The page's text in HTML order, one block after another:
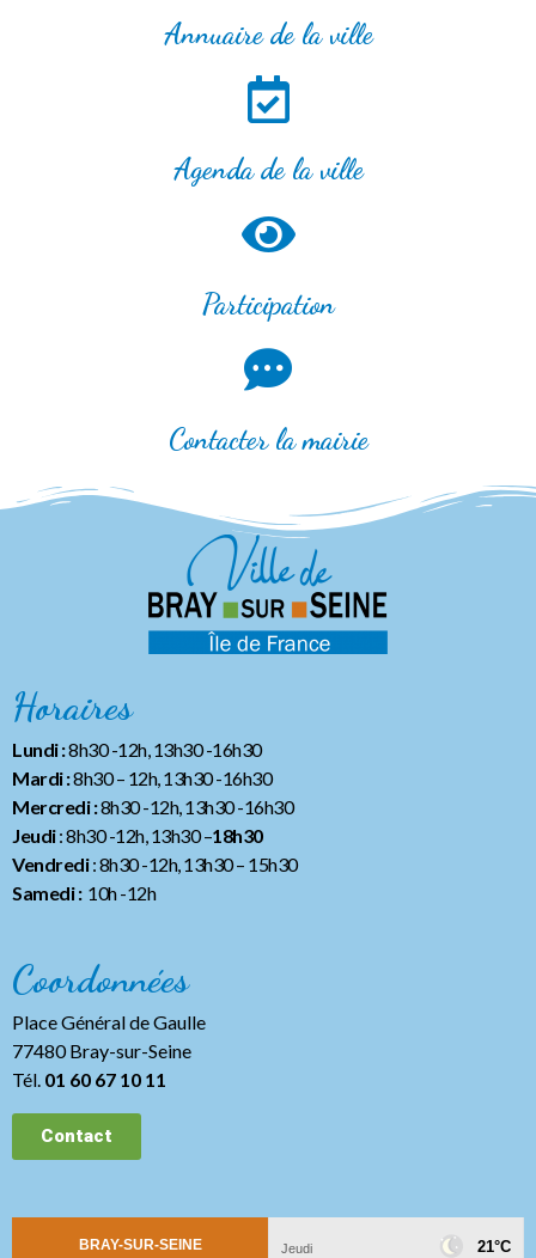
Annuaire de la ville
Agenda de la ville
Participation
Contacter la mairie
Horaires
Lundi :8h30 -12h, 13h30 -16h30
Mardi :8h30 – 12h, 13h30 -16h30
Mercredi :8h30 -12h, 13h30 -16h30
Jeudi: 8h30 -12h, 13h30 –18h30
Vendredi: 8h30 -12h, 13h30– 15h30
Samedi :10h -12h
Coordonnées
Place Général de Gaulle
77480 Bray-sur-Seine
Tél. 01 60 67 10 11
Contact